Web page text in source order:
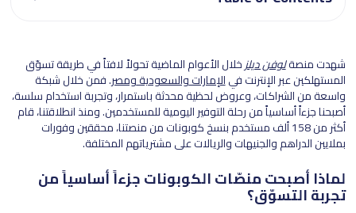
شهدت منصةلوفن ديلزخلال الأعوام الماضية تحولاً لافتاً في طريقة تسوّق
المستهلكين عبر الإنترنت فيالإماراتوالسعوديةومصر. فمن خلال شبكة
واسعة من الشراكات، وعروض لحظية محدثة باستمرار، وتجربة استخدام سلسة،
أصبحنا جزءاً أساسياً من رحلة التوفير اليومية للمستخدمين. ومنذ انطلاقتنا، قام
أكثر من 158 ألف مستخدم بنسخ كوبونات من منصتنا، محققين وفورات
بملايين الدراهم والجنيهات والريالات على مشترياتهم المختلفة.
لماذا أصبحت منصّات الكوبونات جزءاً أساسياً من
تجربة التسوّق؟